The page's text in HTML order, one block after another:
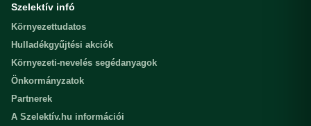
Szelektív infó
Környezettudatos
Hulladékgyűjtési akciók
Környezeti-nevelés segédanyagok
Önkormányzatok
Partnerek
A Szelektív.hu információi